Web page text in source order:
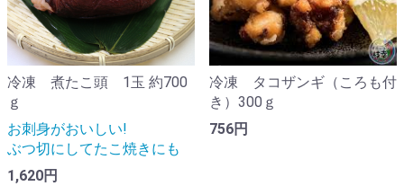
冷凍 煮たこ頭 1玉 約700
ｇ
お刺身がおいしい!
ぶつ切にしてたこ焼きにも
1,620円
冷凍 タコザンギ（ころも付
き）300ｇ
756円